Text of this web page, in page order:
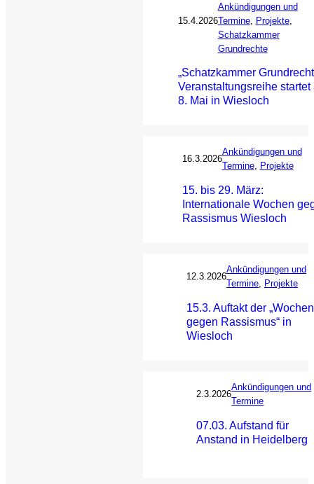
15.4.2026
Ankündigungen und
Termine, Projekte
Schatzkammer
Grundrechte
„Schatzkammer
Veranstaltungsreihe startet
8. Mai in Wiesloch
16.3.2026
Ankündigungen und
Termine, Projekte
15. bis 29. März:
Internationale Wochen
Rassismus Wiesloch
12.3.2026
Ankündigungen und
Termine, Projekte
15.3. Auftakt der „Wochen
gegen Rassismus“ in
Wiesloch
2.3.2026
Ankündigungen und
Termine
07.03. Aufstand für
Anstand in Heidelberg